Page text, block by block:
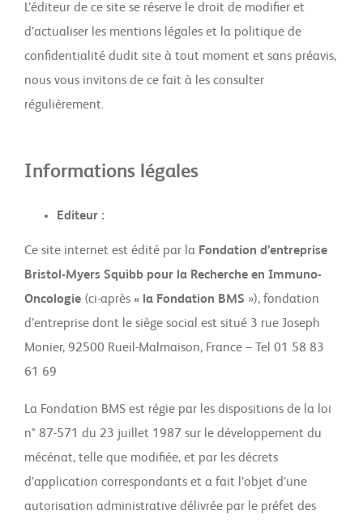
L’éditeur de ce site se réserve le droit de modifier et
d’actualiser les mentions légales et la politique de
confidentialité dudit site à tout moment et sans préavis,
nous vous invitons de ce fait à les consulter
régulièrement.
Informations légales
Editeur :
Ce site internet est édité par la Fondation d’entreprise
Bristol-Myers Squibb pour la Recherche en Immuno-
Oncologie (ci-après « la Fondation BMS »), fondation
d’entreprise dont le siège social est situé 3 rue Joseph
Monier, 92500 Rueil-Malmaison, France – Tel 01 58 83
61 69
La Fondation BMS est régie par les dispositions de la loi
n° 87-571 du 23 juillet 1987 sur le développement du
mécénat, telle que modifiée, et par les décrets
d’application correspondants et a fait l’objet d’une
autorisation administrative délivrée par le préfet des